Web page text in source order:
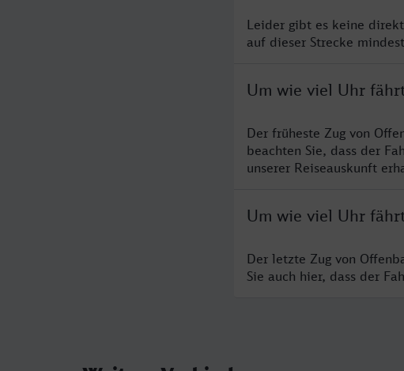
Leider gibt es keine
auf dieser Strecke
Um wie viel Uhr
Der früheste Zug von
beachten Sie, dass der
unserer Reiseauskunft
Um wie viel Uhr
Der letzte Zug von
Sie auch hier, dass der